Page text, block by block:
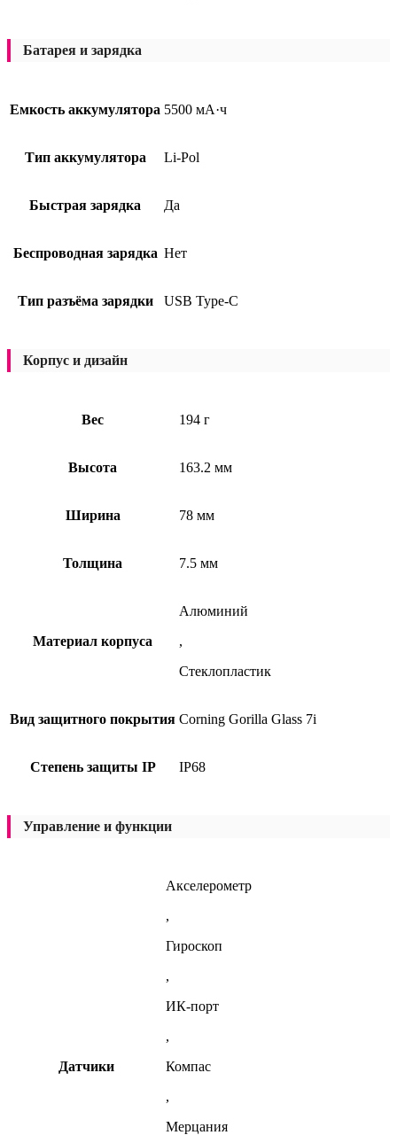
Батарея и зарядка
Емкость аккумулятора 5500 мА·ч
Тип аккумулятора Li-Pol
Быстрая зарядка Да
Беспроводная зарядка Нет
Тип разъёма зарядки USB Type-C
Корпус и дизайн
Вес 194 г
Высота 163.2 мм
Ширина 78 мм
Толщина 7.5 мм
Материал корпуса
Алюминий
,
Стеклопластик
Вид защитного покрытия Corning Gorilla Glass 7i
Степень защиты IP IP68
Управление и функции
Датчики
Акселерометр
,
Гироскоп
,
ИК-порт
,
Компас
,
Мерцания